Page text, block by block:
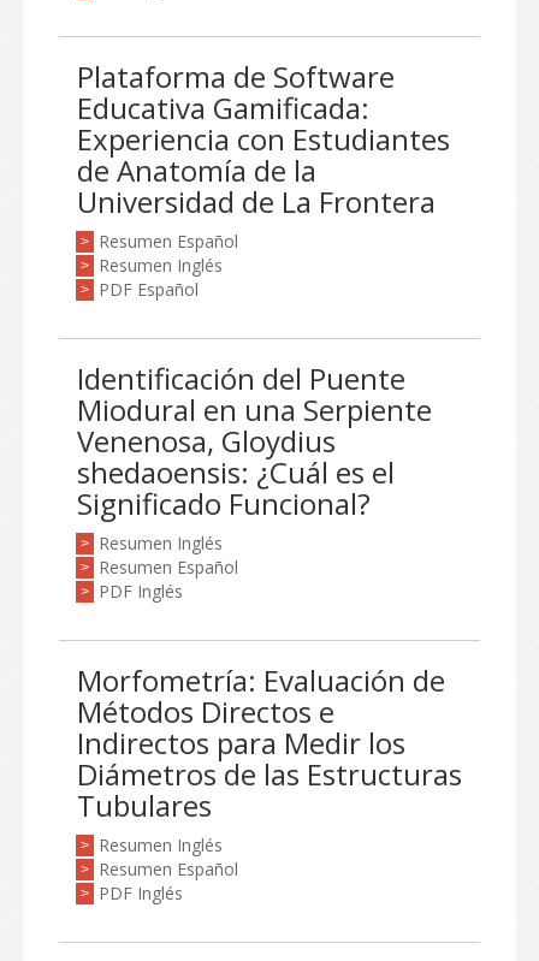
Plataforma de Software
Educativa Gamificada:
Experiencia con Estudiantes
de Anatomía de la
Universidad de La Frontera
> Resumen Español
> Resumen Inglés
> PDF Español
Identificación del Puente
Miodural en una Serpiente
Venenosa, Gloydius
shedaoensis: ¿Cuál es el
Significado Funcional?
> Resumen Inglés
> Resumen Español
> PDF Inglés
Morfometría: Evaluación de
Métodos Directos e
Indirectos para Medir los
Diámetros de las Estructuras
Tubulares
> Resumen Inglés
> Resumen Español
> PDF Inglés